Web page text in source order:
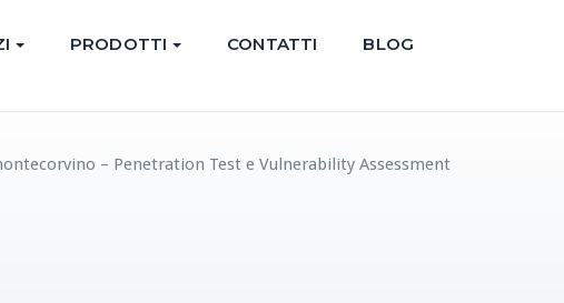
PRODOTTI CONTATTI BLOG
– Penetration Test e Vulnerability Assessment